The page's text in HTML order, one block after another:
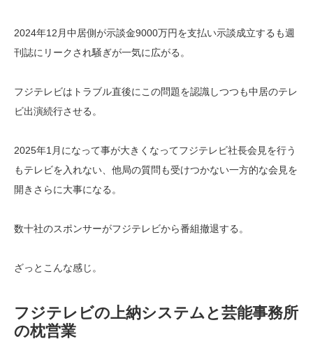
2024年12月中居側が示談金9000万円を支払い示談成立するも週
刊誌にリークされ騒ぎが一気に広がる。
フジテレビはトラブル直後にこの問題を認識しつつも中居のテレ
ビ出演続行させる。
2025年1月になって事が大きくなってフジテレビ社長会見を行う
もテレビを入れない、他局の質問も受けつかない一方的な会見を
開きさらに大事になる。
数十社のスポンサーがフジテレビから番組撤退する。
ざっとこんな感じ。
フジテレビの上納システムと芸能事務所
の枕営業